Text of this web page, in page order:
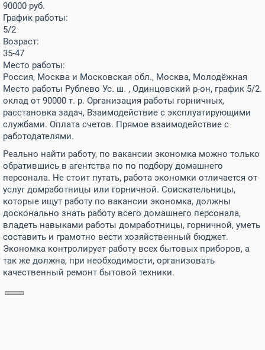
90000 руб.
График работы:
5/2
Возраст:
35-47
Место работы:
Россия, Москва и Московская обл., Москва, Молодёжная
Место работы Рублево Ус. ш. , Одинцовский р-он, график 5/2.
оклад от 90000 т. р. Организация работы горничных,
расстановка задач, Взаимодействие с эксплуатирующими
службами. Оплата счетов. Прямое взаимодействие с
работодателями.
Реально найти работу, по вакансии экономка можно только
обратившись в агентства по по подбору домашнего
персонала. Не стоит путать, работа экономки отличается от
услуг домработницы или горничной. Соискательницы,
которые ищут работу по вакансии экономка, должны
досконально знать работу всего домашнего персонала,
владеть навыками работы домработницы, горничной, уметь
составить и грамотно вести хозяйственный бюджет.
Экономка контролирует работу всех бытовых приборов, а
так же должна, при необходимости, организовать
качественный ремонт бытовой техники.